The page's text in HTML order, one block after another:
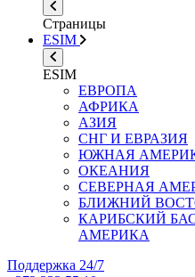
Страницы
ESIM
ESIM
ЕВРОПА
АФРИКА
АЗИЯ
СНГ И ЕВРАЗИЯ
ЮЖНАЯ
ОКЕАНИЯ
СЕВЕРНАЯ
БЛИЖНИЙ
КАРИБСКИЙ
АМЕРИКА
Поддержка 24/7